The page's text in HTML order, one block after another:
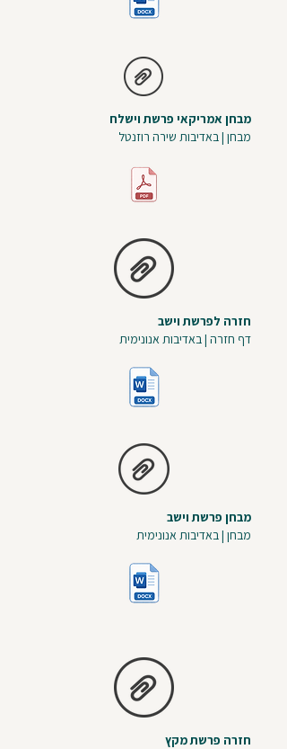
מבחן אמריקאי פרשת וישלח
מבחן | באדיבות שירה רוזנטל
חזרה לפרשת וישב
דף חזרה | באדיבות אנונימית
מבחן פרשת וישב
מבחן | באדיבות אנונימית
חזרה פרשת מקץ